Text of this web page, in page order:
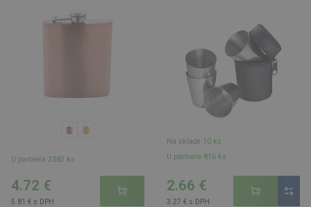
U partnera 2382 ks
4.72 €
5.81 € s DPH
Na sklade 10 ks
U partnera 816 ks
2.66 €
3.27 € s DPH